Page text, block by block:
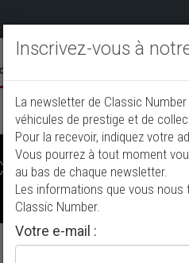
Ajouter une annonce
POSSIBLE
Inscrivez-vous à
La newsletter de Classic
véhicules de prestige et de
Pour la recevoir, indiquez votre
Vous pourrez à tout moment
au bas de chaque newsletter.
Les informations que vous nous
Classic Number.
Votre e-mail :